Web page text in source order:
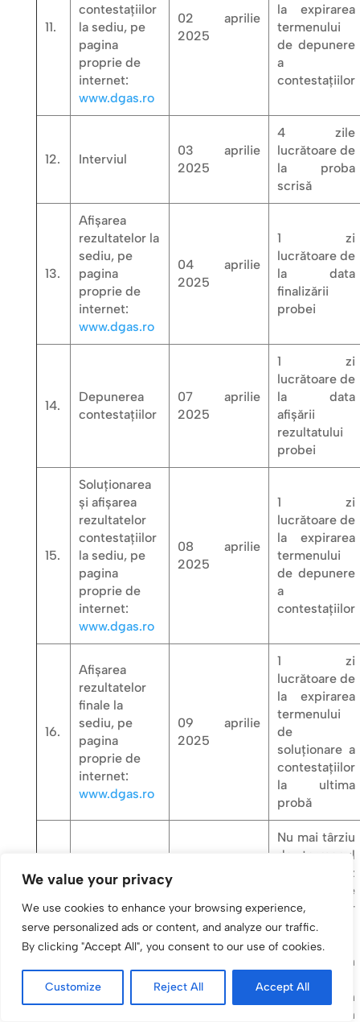
We value your privacy
We use cookies to enhance your browsing experience,
serve personalized ads or content, and analyze our traffic.
By clicking "Accept All", you consent to our use of cookies.
Customize Reject All Accept All
11.
contestațiilor
la sediu, pe
pagina
proprie de
internet:
www.dgas.ro
02 aprilie
2025
la expirarea
termenului
de depunere
a
contestațiilor
12. Interviul
03 aprilie
2025
4 zile
lucrătoare de
la proba
scrisă
13.
Afișarea
rezultatelor la
sediu, pe
pagina
proprie de
internet:
www.dgas.ro
04 aprilie
2025
1 zi
lucrătoare de
la data
finalizării
probei
14.
Depunerea
contestațiilor
07 aprilie
2025
1 zi
lucrătoare de
la data
afișării
rezultatului
probei
15.
Soluționarea
și afișarea
rezultatelor
contestațiilor
la sediu, pe
pagina
proprie de
internet:
www.dgas.ro
08 aprilie
2025
1 zi
lucrătoare de
la expirarea
termenului
de depunere
a
contestațiilor
16.
Afișarea
rezultatelor
finale la
sediu, pe
pagina
proprie de
internet:
www.dgas.ro
09 aprilie
2025
1 zi
lucrătoare de
la expirarea
termenului
de
soluționare a
contestațiilor
la ultima
probă
Prezentare la
post
În termen de
15 zile
calendaristice
de la data
afișării
Nu mai târziu
de termenul
de preaviz
prevăzut de
Legea nr
53/2003
pentru
demisie, prin
solicitare
scrisă în
acest sens în